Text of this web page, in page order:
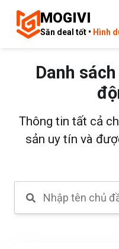
MOGIVI
Săn deal tốt • Hình
Danh
Thông tin tất cả
sản uy tín và